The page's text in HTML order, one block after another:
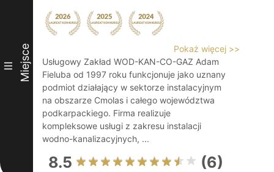
III Miejsce
Pokaż więcej >>
Usługowy Zakład WOD-KAN-CO-GAZ Adam
Fieluba od 1997 roku funkcjonuje jako uznany
podmiot działający w sektorze instalacyjnym
na obszarze Cmolas i całego województwa
podkarpackiego. Firma realizuje
kompleksowe usługi z zakresu instalacji
wodno-kanalizacyjnych, ...
8.5 (6)